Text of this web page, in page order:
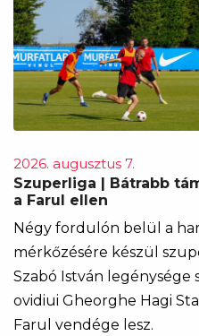
2026. augusztus 7.
Szuperliga | Bátrabb
a Farul ellen
Négy fordulón belül a
mérkőzésére készül
Szabó István legénysége
ovidiui Gheorghe Hagi
Farul vendége lesz.